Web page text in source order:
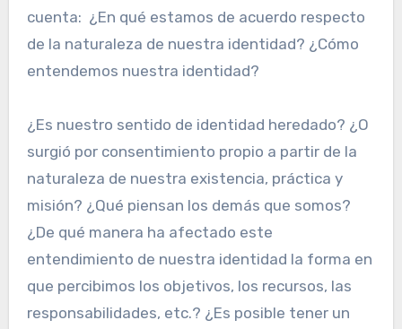
cuenta: ¿En qué estamos de acuerdo respecto
de la naturaleza de nuestra identidad? ¿Cómo
entendemos nuestra identidad?
¿Es nuestro sentido de identidad heredado? ¿O
surgió por consentimiento propio a partir de la
naturaleza de nuestra existencia, práctica y
misión? ¿Qué piensan los demás que somos?
¿De qué manera ha afectado este
entendimiento de nuestra identidad la forma en
que percibimos los objetivos, los recursos, las
responsabilidades, etc.? ¿Es posible tener un